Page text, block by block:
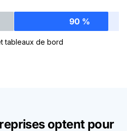
90 %
tableaux de bord
optent pour